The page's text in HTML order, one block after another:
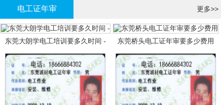
电工证年审 更多>>
东莞大朗学电工培训要多久时间 - 东莞桥头电工证年审要多少费用